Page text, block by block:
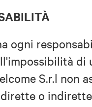
ogni
di
S.r.l non
o